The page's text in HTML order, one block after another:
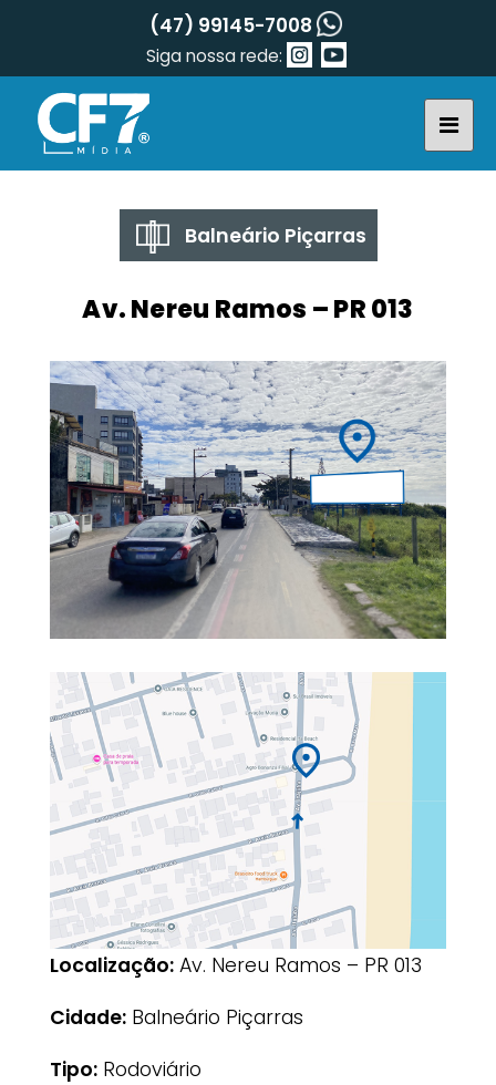
(47) 99145-7008
Siga nossa rede:
Balneário Piçarras
Av. Nereu Ramos – PR 013
Localização: Av. Nereu Ramos – PR 013
Cidade: Balneário Piçarras
Tipo: Rodoviário